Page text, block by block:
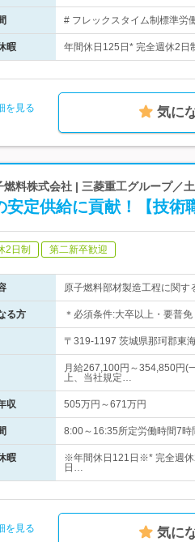
# フレックスタイム制標準労
暇 年間休日125日* 完全週休2
を見る 気に
燃料株式会社 | 三菱重工グループ／
安定供給に貢献！【技術
2日制 第二新卒歓迎
原子燃料部材製造工程に関す
る方 ＊必須条件:大卒以上・要普
〒319-1197 茨城県那珂郡東
月給267,100円～354,850円(
上、当社規定…
収 505万円～671万円
8:00～16:35所定労働時間7
暇
※年間休日121日※* 完全週休
日…
を見る 気に